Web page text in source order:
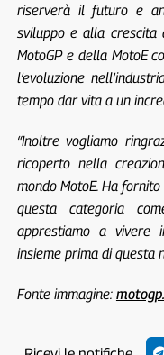
riserverà il futuro e
sviluppo e alla crescita
MotoGP e della MotoE
l’evoluzione
tempo dar vita a un
“Inoltre vogliamo
ricoperto nella
mondo MotoE. Ha
questa categoria
apprestiamo a vivere
insieme prima di questa
Fonte immagine: